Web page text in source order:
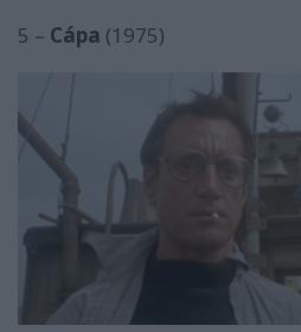
5 – Cápa (1975)